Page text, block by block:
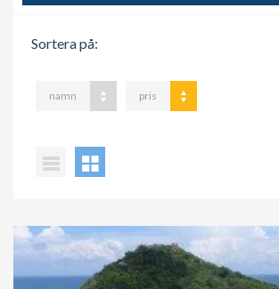
Sortera på:
namn pris